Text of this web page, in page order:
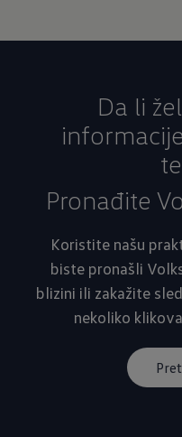
Da li
Pronađite
Koristite našu
biste pronašli
blizini ili zakažite
nekoliko